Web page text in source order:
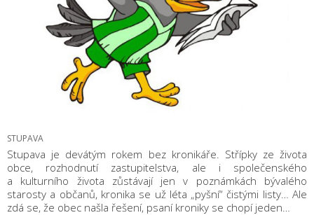
STUPAVA
Stupava je devátým rokem bez kronikáře. Střípky ze života
obce, rozhodnutí zastupitelstva, ale i společenského
a kulturního života zůstávají jen v poznámkách bývalého
starosty a občanů, kronika se už léta „pyšní“ čistými listy… Ale
zdá se, že obec našla řešení, psaní kroniky se chopí jeden…